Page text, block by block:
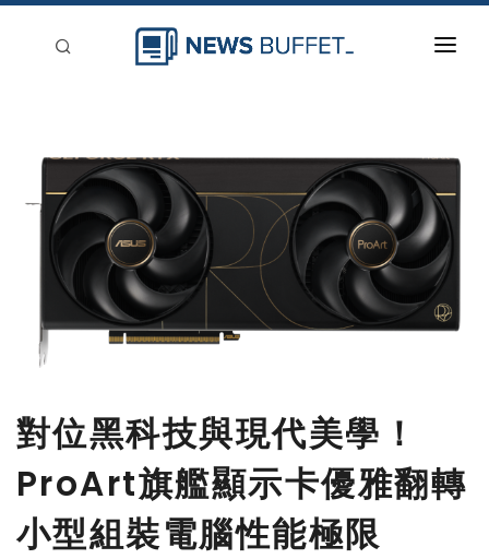
登入
對位黑科技與現代美學！
ProArt旗艦顯示卡優雅翻轉
小型組裝電腦性能極限